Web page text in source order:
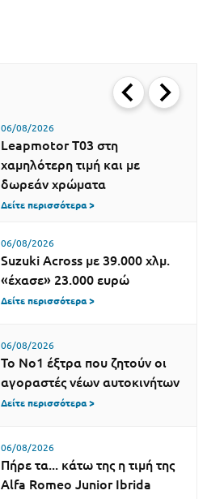
06/08/2026
Leapmotor T03 στη
χαμηλότερη τιμή και με
δωρεάν χρώματα
Δείτε περισσότερα >
06/08/2026
Suzuki Across με 39.000 χλμ.
«έχασε» 23.000 ευρώ
Δείτε περισσότερα >
06/08/2026
Το Νο1 έξτρα που ζητούν οι
αγοραστές νέων αυτοκινήτων
Δείτε περισσότερα >
06/08/2026
Πήρε τα... κάτω της η τιμή της
Alfa Romeo Junior Ibrida